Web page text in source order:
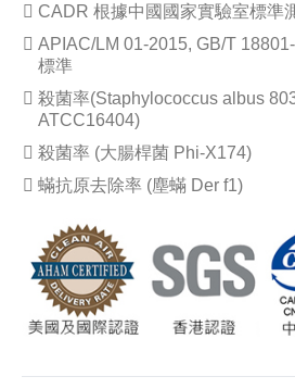
CADR 根據中國國家實驗室標準
APIAC/LM 01-2015, GB/T
標準
殺菌率(Staphylococcus albus
ATCC16404)
殺菌率 (大腸桿菌 Phi-X174)
蟎抗原去除率 (塵蟎 Der f1)